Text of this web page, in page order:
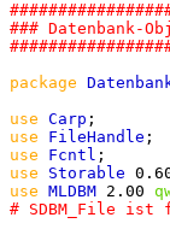
### Datenbank-
package
use Carp
use
FileHandle
use
Fcntl
use
Storable
use MLDBM 2.00